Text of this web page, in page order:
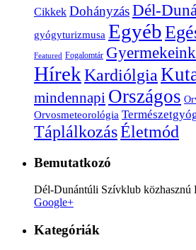
Cikkek DohányzásDél-
gyógyturizmusa Egyéb
Featured Fogalomtár
HírekKardiólgia
mindennapi Országos
Orvosmeteorológia
TáplálkozásÉletmód
Bemutatkozó
Dél-Dunántúli Szívklub közhasznú
Google+
Kategóriák